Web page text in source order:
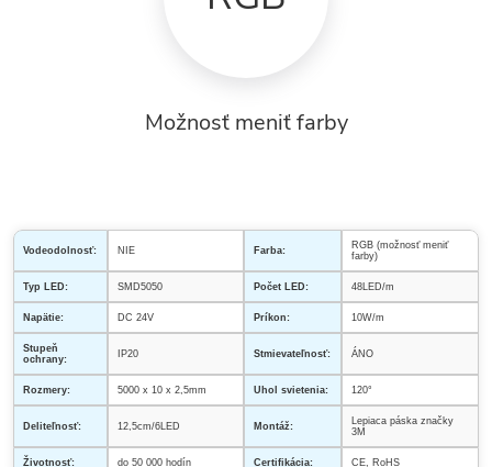
Možnosť meniť farby
Vodeodolnosť: NIE Farba:
RGB (možnosť meniť
farby)
Typ LED: SMD5050 Počet LED: 48LED/m
Napätie: DC 24V Príkon: 10W/m
Stupeň
ochrany:
IP20 Stmievateľnosť: ÁNO
Rozmery: 5000 x 10 x 2,5mm Uhol svietenia: 120°
Deliteľnosť: 12,5cm/6LED Montáž:
Lepiaca páska značky
3M
Životnosť: do 50 000 hodín Certifikácia: CE, RoHS